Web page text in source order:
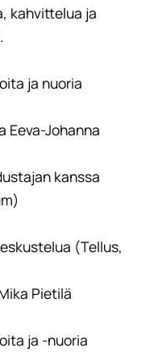
kahvittelua ja
ja nuoria
Eeva-Johanna
kanssa
(Tellus,
Pietilä
ja -nuoria